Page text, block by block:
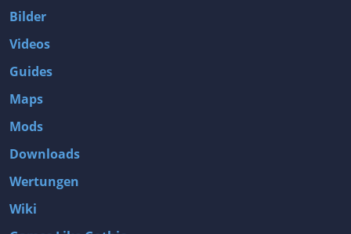
Bilder
Videos
Guides
Maps
Mods
Downloads
Wertungen
Wiki